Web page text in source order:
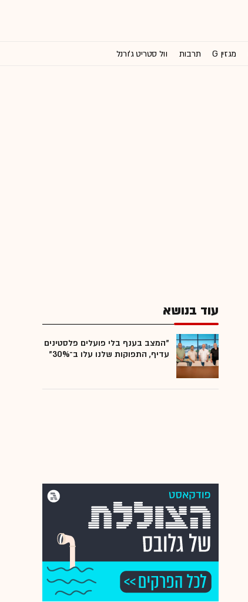
מגזין G תרבות וול סטריט ג'ורנל
עוד בנושא
"המצב בענף בלי פועלים פלסטינים
עדיף, התפוקות שלנו עלו ב־30%"